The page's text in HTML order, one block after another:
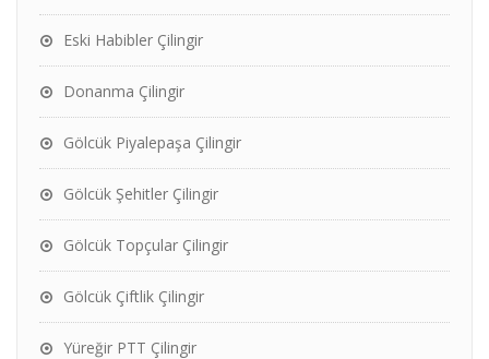
Eski Habibler Çilingir
Donanma Çilingir
Gölcük Piyalepaşa Çilingir
Gölcük Şehitler Çilingir
Gölcük Topçular Çilingir
Gölcük Çiftlik Çilingir
Yüreğir PTT Çilingir